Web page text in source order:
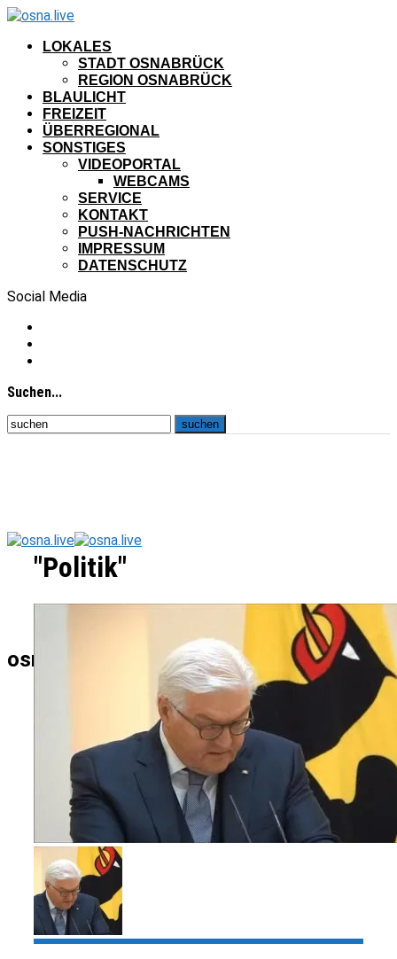
LOKALES
STADT OSNABRÜCK
REGION OSNABRÜCK
BLAULICHT
FREIZEIT
ÜBERREGIONAL
SONSTIGES
VIDEOPORTAL
WEBCAMS
SERVICE
KONTAKT
PUSH-NACHRICHTEN
IMPRESSUM
DATENSCHUTZ
Social Media
Suchen...
osna.live
"Politik"